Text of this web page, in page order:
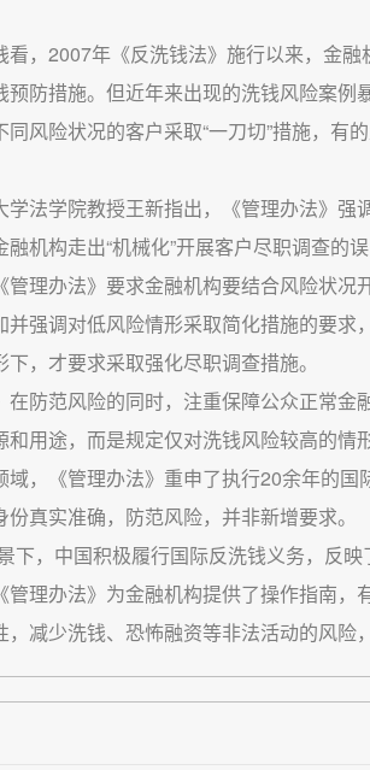
看，2007年《反洗钱法》施行以来，金
预防措施。但近年来出现的洗钱风险案
风险状况的客户采取“一刀切”措施，有
学法学院教授王新指出，《管理办法》强
机构走出“机械化”开展客户尽职调查的
管理办法》要求金融机构要结合风险状
并强调对低风险情形采取简化措施的要
，才要求采取强化尽职调查措施。
在防范风险的同时，注重保障公众正常
和用途，而是规定仅对洗钱风险较高的
域，《管理办法》重申了执行20余年的
真实准确，防范风险，并非新增要求。
下，中国积极履行国际反洗钱义务，反
管理办法》为金融机构提供了操作指南
，减少洗钱、恐怖融资等非法活动的风险